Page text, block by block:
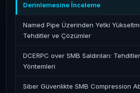
Derinlemesine İnceleme
Named Pipe Üzerinden Yetki
Tehditler ve Çözümler
DCERPC over SMB Saldırıları:
Yöntemleri
Siber Güvenlikte SMB Compression